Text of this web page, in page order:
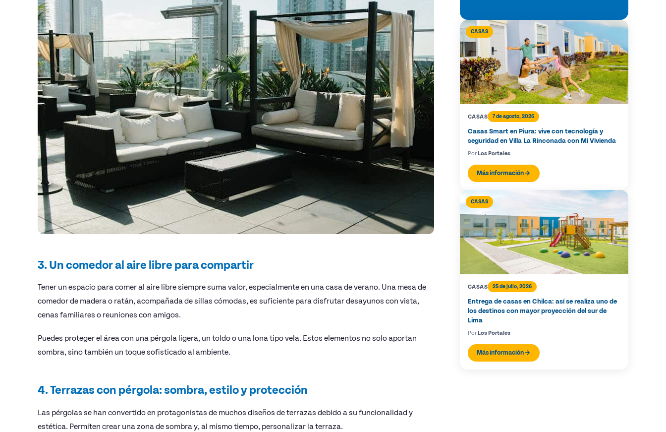
3. Un comedor al aire libre para compartir
Tener un espacio para comer al aire libre siempre suma valor, especialmente en una casa de verano. Una mesa de
comedor de madera o ratán, acompañada de sillas cómodas, es suficiente para disfrutar desayunos con vista,
cenas familiares o reuniones con amigos.
Puedes proteger el área con una pérgola ligera, un toldo o una lona tipo vela. Estos elementos no solo aportan
sombra, sino también un toque sofisticado al ambiente.
4. Terrazas con pérgola: sombra, estilo y protección
Las pérgolas se han convertido en protagonistas de muchos diseños de terrazas debido a su funcionalidad y
estética. Permiten crear una zona de sombra y, al mismo tiempo, personalizar la terraza.
CASAS
CASAS 7 de agosto, 2026
Casas Smart en Piura: vive con tecnología y
seguridad en Villa La Rinconada con Mi Vivienda
PorLos Portales
Más información
CASAS
CASAS 25 de julio, 2026
Entrega de casas en Chilca: así se realiza uno de
los destinos con mayor proyección del sur de
Lima
PorLos Portales
Más información